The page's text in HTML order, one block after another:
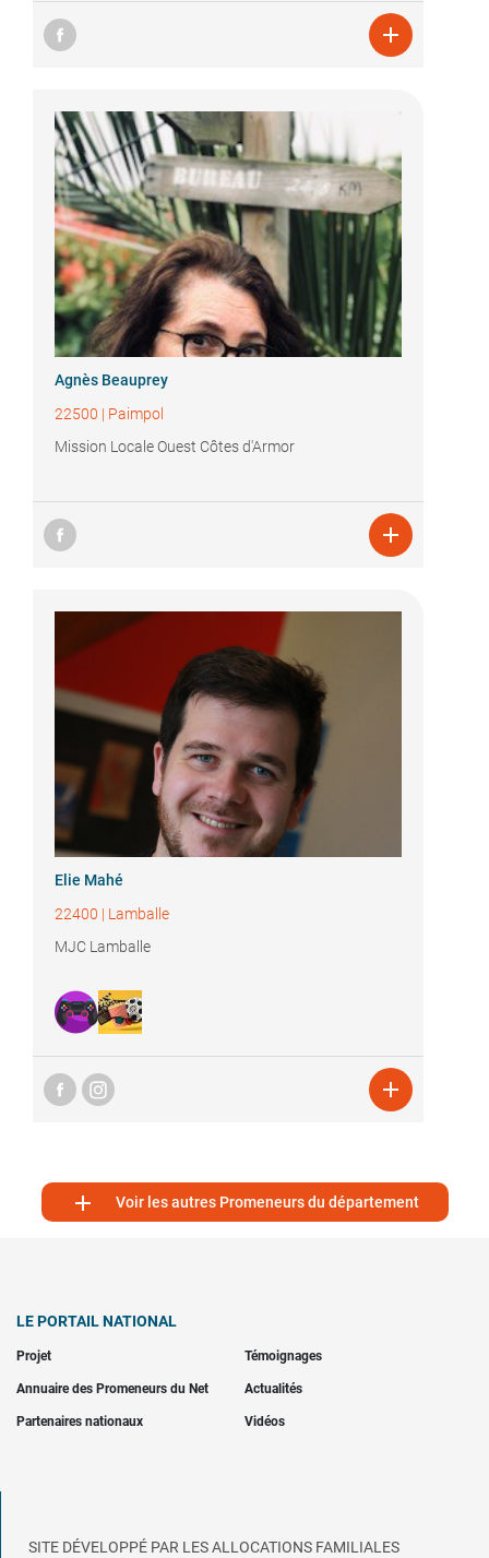

Agnès Beauprey
22500 | Paimpol
Mission Locale Ouest Côtes d'Armor

Elie Mahé
22400 | Lamballe
MJC Lamballe

 Voir les autres Promeneurs du département
LE PORTAIL NATIONAL
Projet Témoignages
Annuaire des Promeneurs du Net Actualités
Partenaires nationaux Vidéos
SITE DÉVELOPPÉ PAR LES ALLOCATIONS FAMILIALES